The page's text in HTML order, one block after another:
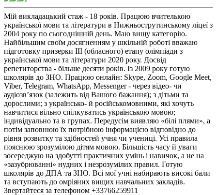
Мій викладацький стаж - 18 років. Працюю вчителькою
української мови та літератури в Нижньострутинському ліцеї з
2004 року по сьогоднішній день. Маю вищу категорію.
Найбільшим своїм досягненням у шкільній роботі вважаю
підготовку призерки ІІІ (обласного) етапу олімпіади з
української мови та літератури 2020 року. Досвід
репетиторства - більше десяти років. Із 2009 року готую
школярів до ЗНО. Працюю онлайн: Skype, Zoom, Google Meet,
Viber, Telegram, WhatsApp, Messenger - через відео- чи
аудіозв’язок (залежить від Вашого бажання); з дітьми та
дорослими; з українсько- й російськомовними, які хочуть
навчитися вільно спілкуватись українською мовою;
індивідуально та в групах. Передусім виявляю «білі плями», а
потім заповнюю їх потрібною інформацією відповідно до
рівня розвитку та здібностей учня чи учениці. Усі правила
пояснюю зрозумілою дітям мовою. Більшість часу й уваги
зосереджую на здобутті практичних умінь і навичок, а не на
«зазубрюванні» нудних і незрозумілих правил. Готую
школярів до ДПА та ЗНО. Всі мої учні набирають високі бали
та вступають до омріяних вищих навчальних закладів.
Звертайтеся за телефоном +33766259911